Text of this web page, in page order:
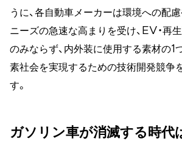
うに、各自動車メーカーは環境への配
ニーズの急速な高まりを受け、EV・再
のみならず、内外装に使用する素材の1
素社会を実現するための技術開発競争
す。
ガソリン車が消滅する時代